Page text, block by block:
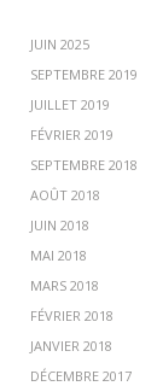
JUIN 2025
SEPTEMBRE 2019
JUILLET 2019
FÉVRIER 2019
SEPTEMBRE 2018
AOÛT 2018
JUIN 2018
MAI 2018
MARS 2018
FÉVRIER 2018
JANVIER 2018
DÉCEMBRE 2017